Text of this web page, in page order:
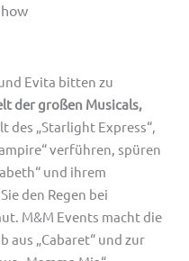
Evita bitten zu
der großen Musicals,
des „Starlight Express“,
verführen, spüren
und ihrem
den Regen bei
M&M Events macht die
aus „Cabaret“ und zur